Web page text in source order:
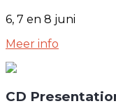
6, 7 en 8 juni
Meer info
CD